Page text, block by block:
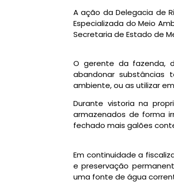
A ação da Delegacia de
Especializada do Meio
Secretaria de Estado de
O gerente da fazenda,
abandonar substâncias
ambiente, ou as utilizar
Durante vistoria na
armazenados de forma
fechado mais galões
Em continuidade a
e preservação
uma fonte de água